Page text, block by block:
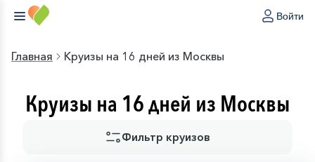
Войти
Главная Круизы на 16 дней из Москвы
Круизы на 16 дней из Москвы
Фильтр круизов